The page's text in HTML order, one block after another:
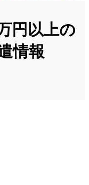
円以上の
情報